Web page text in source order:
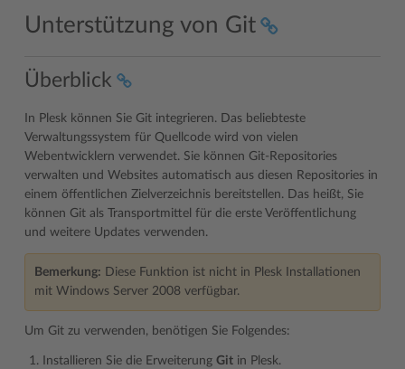
Unterstützung von Git
Überblick
In Plesk können Sie Git integrieren. Das beliebteste
Verwaltungssystem für Quellcode wird von vielen
Webentwicklern verwendet. Sie können Git-Repositories
verwalten und Websites automatisch aus diesen Repositories in
einem öffentlichen Zielverzeichnis bereitstellen. Das heißt, Sie
können Git als Transportmittel für die erste Veröffentlichung
und weitere Updates verwenden.
Bemerkung: Diese Funktion ist nicht in Plesk Installationen
mit Windows Server 2008 verfügbar.
Um Git zu verwenden, benötigen Sie Folgendes:
Installieren Sie die Erweiterung Git in Plesk.